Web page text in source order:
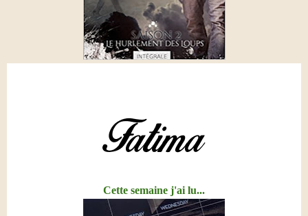
Cette semaine j'ai lu...